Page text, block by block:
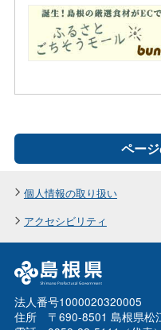
ペー
個人情報の取り扱い
アクセシビリティ
法人番号1000020320005
住所 〒690-8501 島根県松